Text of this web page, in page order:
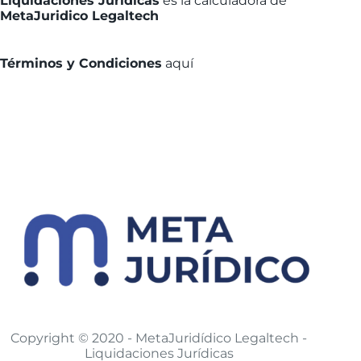
MetaJuridico Legaltech
Términos y Condiciones aquí
Copyright © 2020 - MetaJuridídico Legaltech -
Liquidaciones Jurídicas